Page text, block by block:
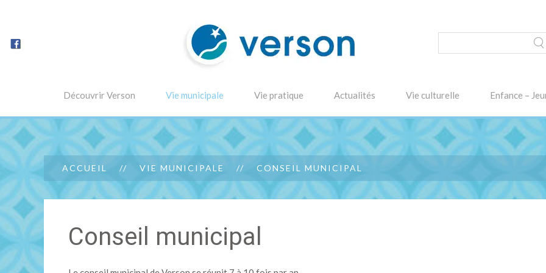
Découvrir Verson Vie municipale Vie pratique Actualités Vie culturelle Enfance –
ACCUEIL VIE MUNICIPALE CONSEIL MUNICIPAL
Conseil municipal